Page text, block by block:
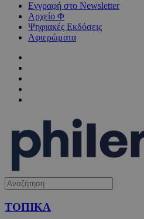
Εγγραφή στο Newsletter
Αρχείο Φ
Ψηφιακές Εκδόσεις
Αφιερώματα
ΤΟΠΙΚΑ